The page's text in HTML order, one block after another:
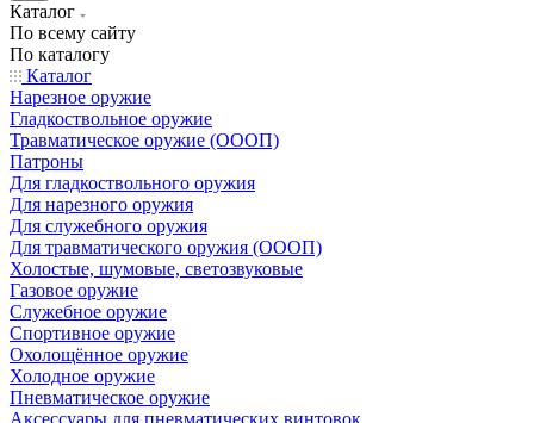
Каталог
По всему сайту
По каталогу
Каталог
Нарезное оружие
Гладкоствольное оружие
Травматическое оружие (ОООП)
Патроны
Для гладкоствольного оружия
Для нарезного оружия
Для служебного оружия
Для травматического оружия (ОООП)
Холостые, шумовые, светозвуковые
Газовое оружие
Служебное оружие
Спортивное оружие
Охолощённое оружие
Холодное оружие
Пневматическое оружие
Аксессуары для пневматических винтовок